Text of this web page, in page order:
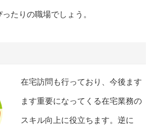
たりの職場でしょう。
在宅訪問も行っており、今後ます
ます重要になってくる在宅業務の
スキル向上に役立ちます。逆に